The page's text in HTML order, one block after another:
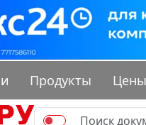
Продукты Цены